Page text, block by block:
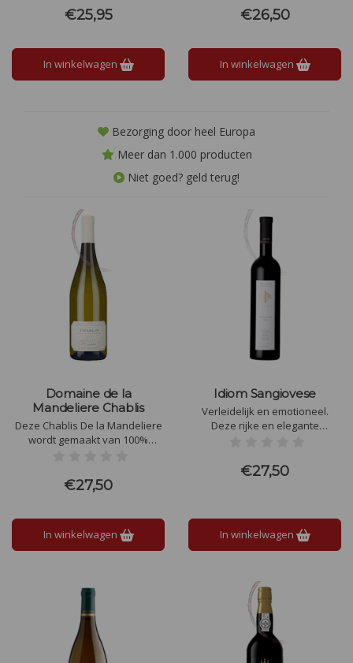
tannines en mooie afdronk.
Een geslaagde, zalige wijn om
€25,95
In winkelwagen
met een ronde, volle structuur.
De afdronk is verfijnd en lang,
Perfecte balans tussen frisheid
en diepgang.
€26,50
In winkelwagen
Bezorging door heel Europa
Meer dan 1.000 producten
Niet goed? geld terug!
Domaine de la
Mandeliere Chablis
Deze Chablis De la Mandeliere
wordt gemaakt van 100%
citrustonen, een heerlijk zuurtje
en wederom die mineralen,
€27,50
In winkelwagen
Idiom Sangiovese
Verleidelijk en emotioneel.
Deze rijke en elegante
neus en een complex
mondgevoel. Rood van kleur,
€27,50
In winkelwagen